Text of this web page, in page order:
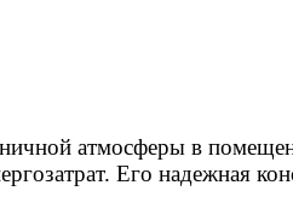
атмосферы в
Его надежная